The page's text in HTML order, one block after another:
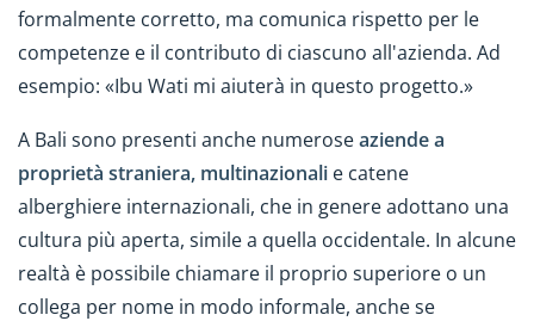
formalmente corretto, ma comunica rispetto per le
competenze e il contributo di ciascuno all'azienda. Ad
esempio: «Ibu Wati mi aiuterà in questo progetto.»
A Bali sono presenti anche numeroseaziende a
proprietà straniera, multinazionali e catene
alberghiere internazionali, che in genere adottano una
cultura più aperta, simile a quella occidentale. In alcune
realtà è possibile chiamare il proprio superiore o un
collega per nome in modo informale, anche se